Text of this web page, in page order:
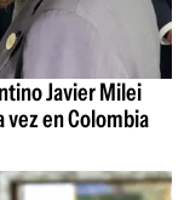
Javier Milei
vez en Colombia